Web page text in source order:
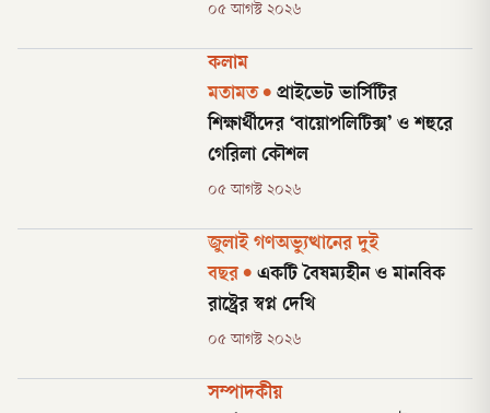
০৫ আগস্ট ২০২৬
কলাম
মতামত • প্রাইভেট ভার্সিটির
শিক্ষার্থীদের ‘বায়োপলিটিক্স’ ও শহুরে
গেরিলা কৌশল
০৫ আগস্ট ২০২৬
জুলাই গণঅভ্যুত্থানের দুই
বছর • একটি বৈষম্যহীন ও মানবিক
রাষ্ট্রের স্বপ্ন দেখি
০৫ আগস্ট ২০২৬
সম্পাদকীয়